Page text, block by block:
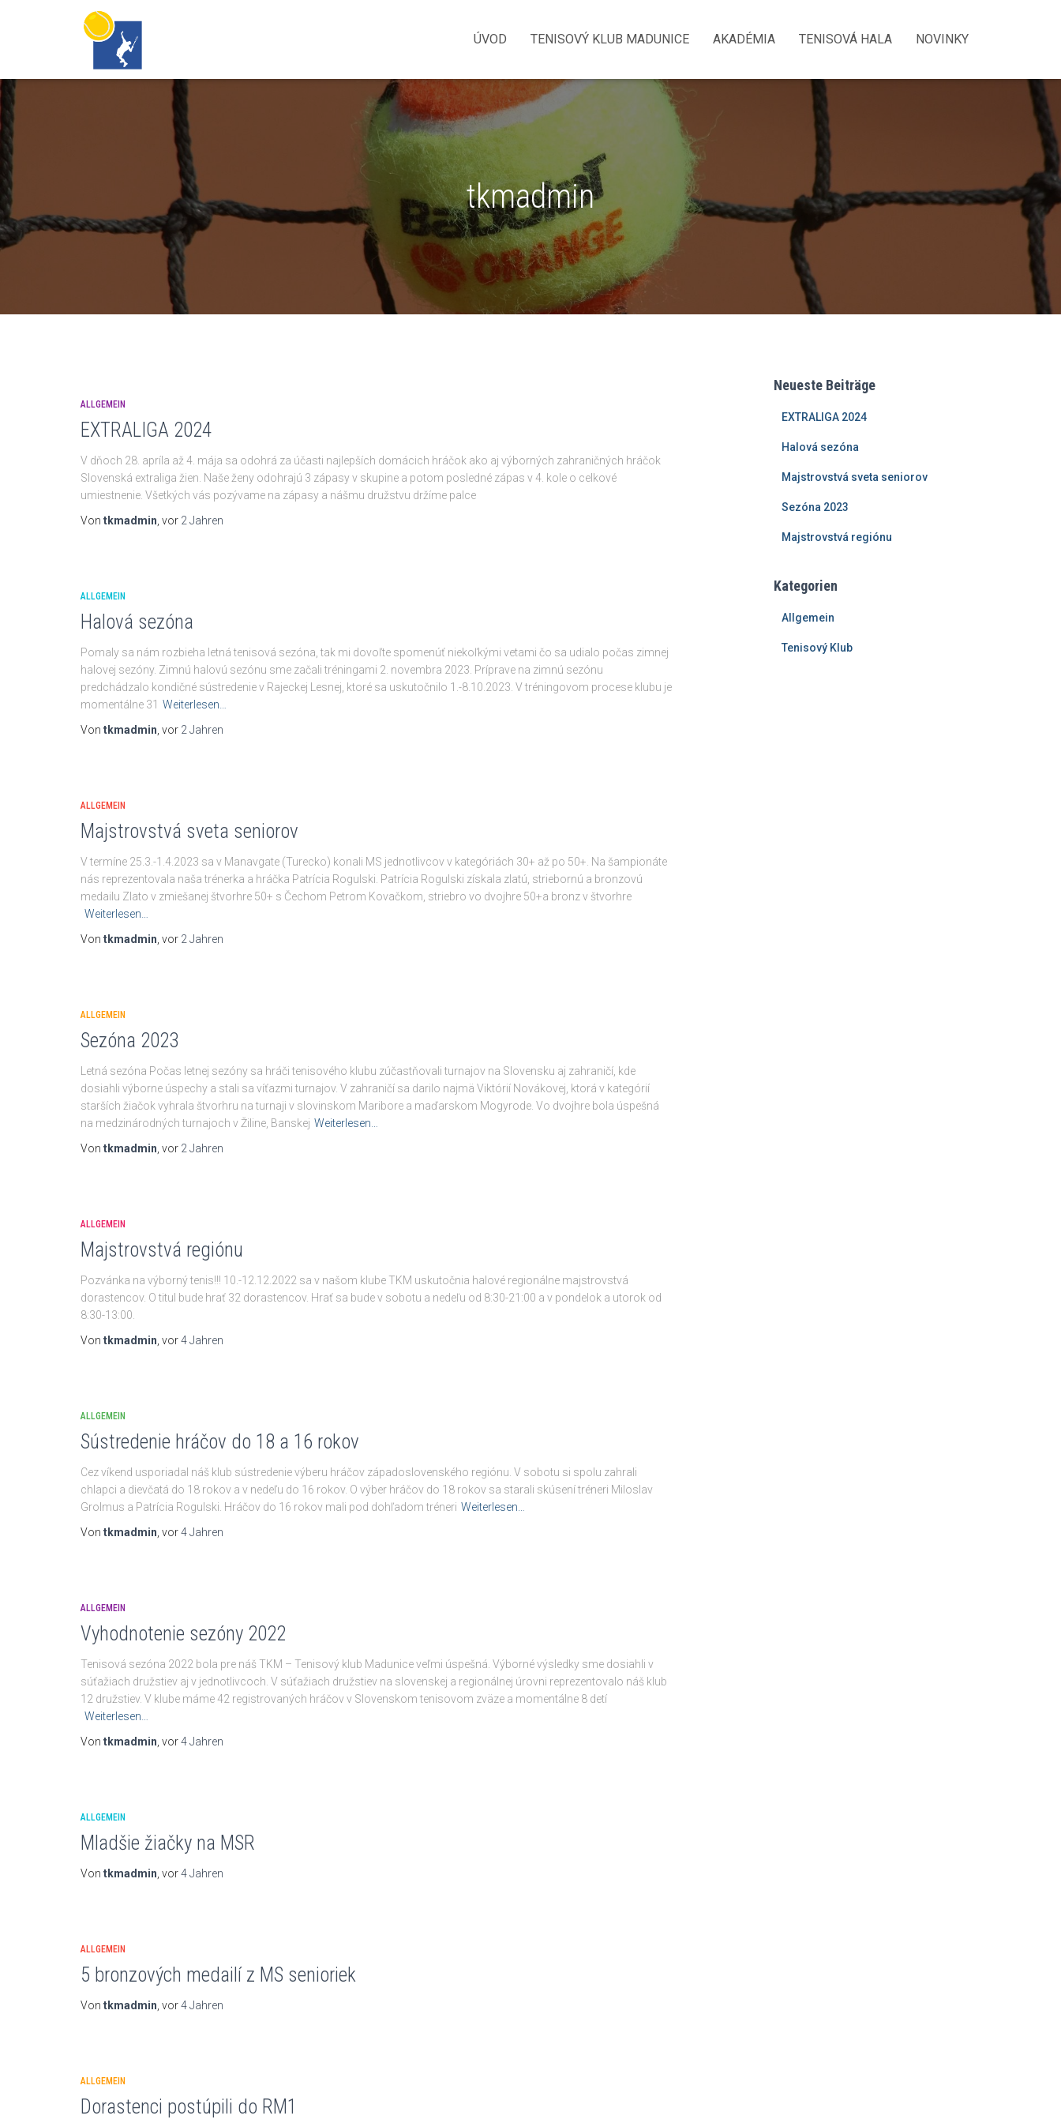
ÚVOD TENISOVÝ KLUB MADUNICE AKADÉMIA TENISOVÁ HALA NOVINKY
tkmadmin
ALLGEMEIN
EXTRALIGA 2024
V dňoch 28. apríla až 4. mája sa odohrá za účasti najlepších domácich hráčok ako aj výborných zahraničných hráčok
Slovenská extraliga žien. Naše ženy odohrajú 3 zápasy v skupine a potom posledné zápas v 4. kole o celkové
umiestnenie. Všetkých vás pozývame na zápasy a nášmu družstvu držíme palce
Von tkmadmin , vor 2 Jahren
ALLGEMEIN
Halová sezóna
Pomaly sa nám rozbieha letná tenisová sezóna, tak mi dovoľte spomenúť niekoľkými vetami čo sa udialo počas zimnej
halovej sezóny. Zimnú halovú sezónu sme začali tréningami 2. novembra 2023. Príprave na zimnú sezónu
predchádzalo kondičné sústredenie v Rajeckej Lesnej, ktoré sa uskutočnilo 1.-8.10.2023. V tréningovom procese klubu je
momentálne 31 Weiterlesen…
Von tkmadmin , vor 2 Jahren
ALLGEMEIN
Majstrovstvá sveta seniorov
V termíne 25.3.-1.4.2023 sa v Manavgate (Turecko) konali MS jednotlivcov v kategóriách 30+ až po 50+. Na šampionáte
nás reprezentovala naša trénerka a hráčka Patrícia Rogulski. Patrícia Rogulski získala zlatú, striebornú a bronzovú
medailu Zlato v zmiešanej štvorhre 50+ s Čechom Petrom Kovačkom, striebro vo dvojhre 50+a bronz v štvorhre
Weiterlesen…
Von tkmadmin , vor 2 Jahren
ALLGEMEIN
Sezóna 2023
Letná sezóna Počas letnej sezóny sa hráči tenisového klubu zúčastňovali turnajov na Slovensku aj zahraničí, kde
dosiahli výborne úspechy a stali sa víťazmi turnajov. V zahraničí sa darilo najmä Viktórií Novákovej, ktorá v kategórií
starších žiačok vyhrala štvorhru na turnaji v slovinskom Maribore a maďarskom Mogyrode. Vo dvojhre bola úspešná
na medzinárodných turnajoch v Žiline, Banskej Weiterlesen…
Von tkmadmin , vor 2 Jahren
ALLGEMEIN
Majstrovstvá regiónu
Pozvánka na výborný tenis!!! 10.-12.12.2022 sa v našom klube TKM uskutočnia halové regionálne majstrovstvá
dorastencov. O titul bude hrať 32 dorastencov. Hrať sa bude v sobotu a nedeľu od 8:30-21:00 a v pondelok a utorok od
8:30-13:00.
Von tkmadmin , vor4 Jahren
ALLGEMEIN
Sústredenie hráčov do 18 a 16 rokov
Cez víkend usporiadal náš klub sústredenie výberu hráčov západoslovenského regiónu. V sobotu si spolu zahrali
chlapci a dievčatá do 18 rokov a v nedeľu do 16 rokov. O výber hráčov do 18 rokov sa starali skúsení tréneri Miloslav
Grolmus a Patrícia Rogulski. Hráčov do 16 rokov mali pod dohľadom tréneri Weiterlesen…
Von tkmadmin , vor4 Jahren
ALLGEMEIN
Vyhodnotenie sezóny 2022
Tenisová sezóna 2022 bola pre náš TKM – Tenisový klub Madunice veľmi úspešná. Výborné výsledky sme dosiahli v
súťažiach družstiev aj v jednotlivcoch. V súťažiach družstiev na slovenskej a regionálnej úrovni reprezentovalo náš klub
12 družstiev. V klube máme 42 registrovaných hráčov v Slovenskom tenisovom zväze a momentálne 8 detí
Weiterlesen…
Von tkmadmin , vor4 Jahren
ALLGEMEIN
Mladšie žiačky na MSR
Von tkmadmin , vor4 Jahren
ALLGEMEIN
5 bronzových medailí z MS senioriek
Von tkmadmin , vor4 Jahren
ALLGEMEIN
Dorastenci postúpili do RM1
Neueste Beiträge
EXTRALIGA 2024
Halová sezóna
Majstrovstvá sveta seniorov
Sezóna 2023
Majstrovstvá regiónu
Kategorien
Allgemein
Tenisový Klub